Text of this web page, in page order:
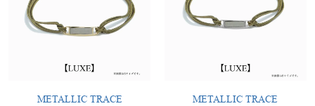
METALLIC TRACE
METALLIC TRACE